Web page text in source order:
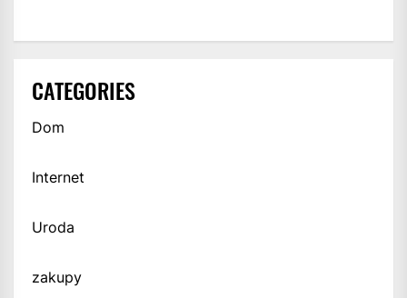
CATEGORIES
Dom
Internet
Uroda
zakupy